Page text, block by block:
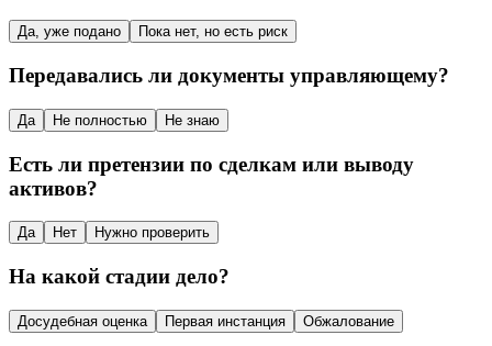
Да, уже подано Пока нет, но есть риск
Передавались ли документы управляющему?
Да Не полностью Не знаю
Есть ли претензии по сделкам или выводу
активов?
Да Нет Нужно проверить
На какой стадии дело?
Досудебная оценка Первая инстанция Обжалование